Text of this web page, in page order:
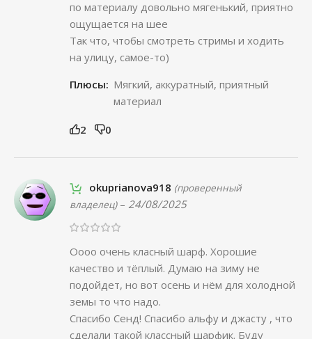
по материалу довольно мягенький, приятно
ощущается на шее
Так что, чтобы смотреть стримы и ходить
на улицу, самое-то)
Плюсы: Мягкий, аккуратный, приятный
материал
2 0
okuprianova918 (проверенный
владелец) – 24/08/2025
Оооо очень класный шарф. Хорошие
качество и тёплый. Думаю на зиму не
подойдет, но вот осень и нём для холодной
земы то что надо.
Спасибо Сенд! Спасибо альфу и джасту , что
сделали такой классный шарфик. Буду